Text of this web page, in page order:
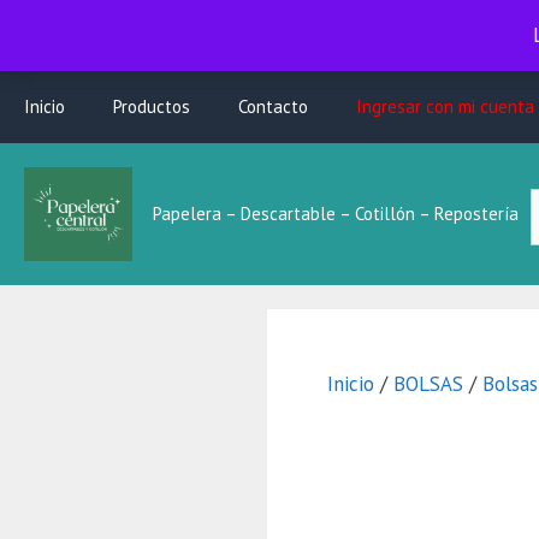
contenido
Inicio Productos Contacto Ingresar con mi cuenta
Papelera – Descartable – Cotillón – Repostería
Inicio / BOLSAS /